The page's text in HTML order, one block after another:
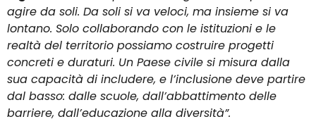
agire da soli. Da soli si va veloci, ma insieme si va
lontano. Solo collaborando con le istituzioni e le
realtà del territorio possiamo costruire progetti
concreti e duraturi. Un Paese civile si misura dalla
sua capacità di includere, e l’inclusione deve partire
dal basso: dalle scuole, dall’abbattimento delle
barriere, dall’educazione alla diversità”.